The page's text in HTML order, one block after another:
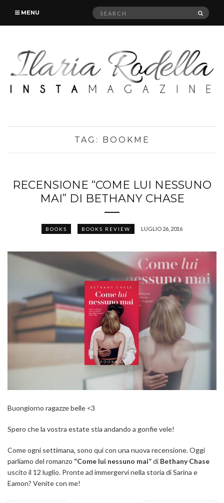
MENU
Search
TAG: BOOKME
RECENSIONE “COME LUI NESSUNO
MAI” DI BETHANY CHASE
BOOKS BOOKS REVIEW LUGLIO 26, 2016
Buongiorno ragazze belle <3
Spero che la vostra estate stia andando a gonfie vele!
Come ogni settimana, sono qui con una nuova recensione. Oggi
parliamo del romanzo “Come lui nessuno mai”di Bethany Chase
uscito il 12 luglio. Pronte ad immergervi nella storia di Sarina e
Eamon? Venite con me!